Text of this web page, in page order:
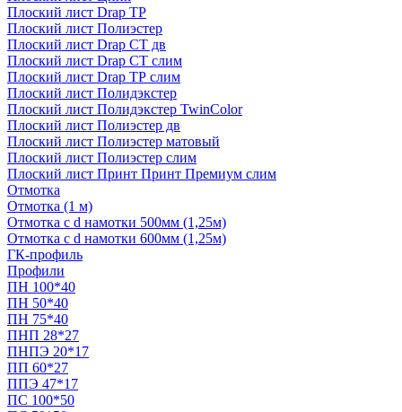
Плоский лист Drap ТР
Плоский лист Полиэстер
Плоский лист Drap СТ дв
Плоский лист Drap СТ слим
Плоский лист Drap ТР слим
Плоский лист Полидэкстер
Плоский лист Полидэкстер TwinColor
Плоский лист Полиэстер дв
Плоский лист Полиэстер матовый
Плоский лист Полиэстер слим
Плоский лист Принт Принт Премиум слим
Отмотка
Отмотка (1 м)
Отмотка с d намотки 500мм (1,25м)
Отмотка с d намотки 600мм (1,25м)
ГК-профиль
Профили
ПН 100*40
ПН 50*40
ПН 75*40
ПНП 28*27
ПНПЭ 20*17
ПП 60*27
ППЭ 47*17
ПС 100*50